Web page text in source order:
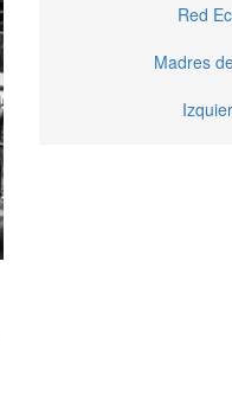
Red
Madres